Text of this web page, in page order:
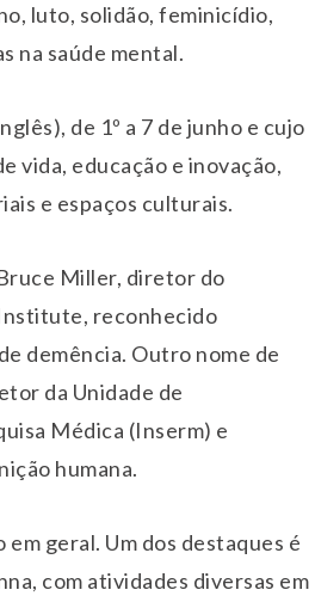
luto, solidão, feminicídio,
na saúde mental.
de 1º a 7 de junho e cujo
vida, educação e inovação,
e espaços culturais.
Miller, diretor do
reconhecido
demência. Outro nome de
da Unidade de
Médica (Inserm) e
humana.
geral. Um dos destaques é
com atividades diversas em